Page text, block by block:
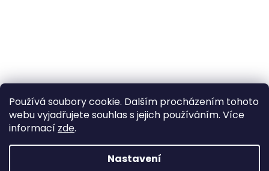
Používá soubory cookie. Dalším procházením tohoto
webu vyjadřujete souhlas s jejich používáním. Více
informací zde.
Nastavení
Vytvořil Shoptet